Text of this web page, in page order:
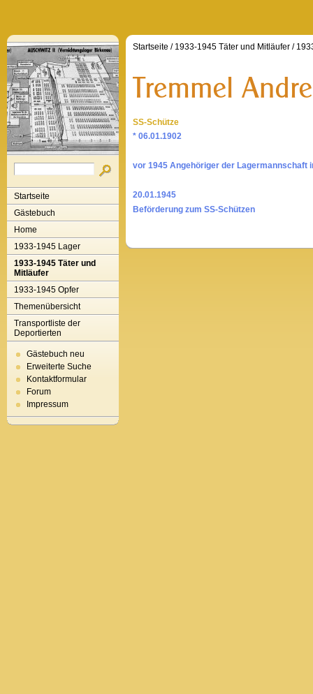
Startseite
Gästebuch
Home
1933-1945 Lager
1933-1945 Täter und
Mitläufer
1933-1945 Opfer
Themenübersicht
Transportliste der
Deportierten
Gästebuch neu
Erweiterte Suche
Kontaktformular
Forum
Impressum
Startseite / 1933-1945 Täter und Mitläufer /
SS-Schütze
* 06.01.1902
vor 1945 Angehöriger der Lagermannschaft
20.01.1945
Beförderung zum SS-Schützen